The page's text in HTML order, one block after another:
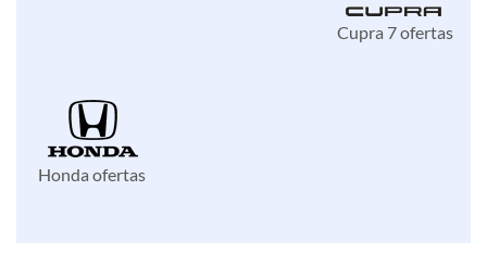
Cupra 7 ofertas
Honda ofertas